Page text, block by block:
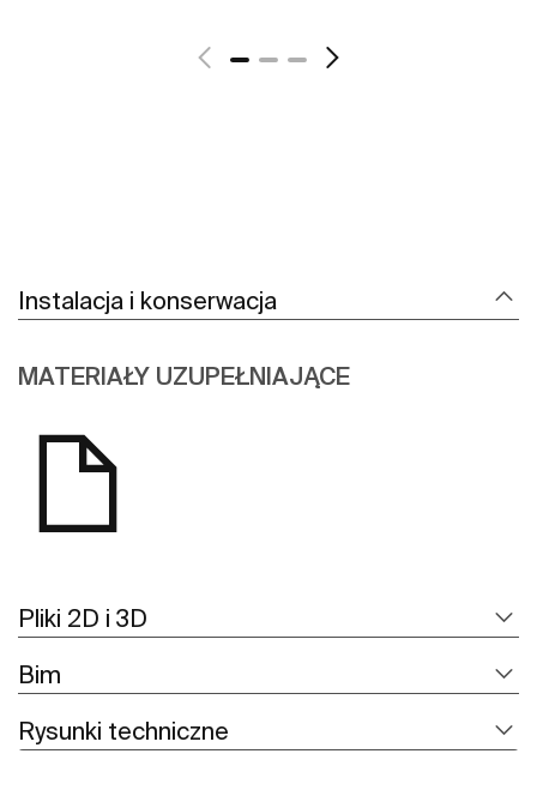
Instalacja i konserwacja
MATERIAŁY UZUPEŁNIAJĄCE
Pliki 2D i 3D
Bim
Rysunki techniczne